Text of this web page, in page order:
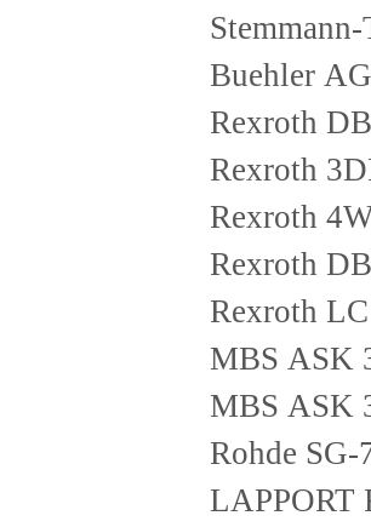
Buehler
Rexroth
Rexroth
Rexroth
Rexroth
Rexroth
MBS ASK
MBS ASK
Rohde SG-
LAPPORT